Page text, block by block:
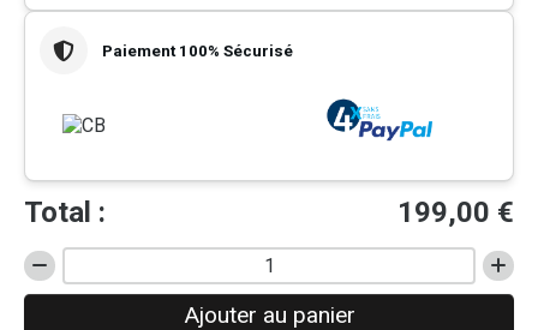
Paiement 100% Sécurisé
Total : 199,00 €
quantité
de
Ajouter au panier